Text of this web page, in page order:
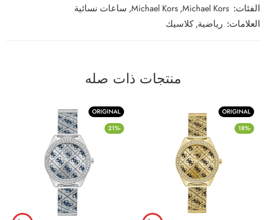
الفئات: Michael Kors
,
Michael Kors
, ساعات نسائية
العلامات: رياضية,كلاسيك
منتجات ذات صله
ORIGINAL
-18%
ORIGINAL
-21%